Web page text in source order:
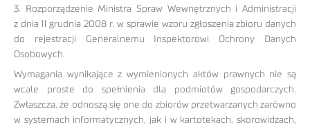
3. Rozporządzenie Ministra Spraw Wewnętrznych i Administracji
z dnia 11 grudnia 2008 r. w sprawie wzoru zgłoszenia zbioru danych
do rejestracji Generalnemu Inspektorowi Ochrony Danych
Osobowych.
Wymagania wynikające z wymienionych aktów prawnych nie są
wcale proste do spełnienia dla podmiotów gospodarczych.
Zwłaszcza, że odnoszą się one do zbiorów przetwarzanych zarówno
w systemach informatycznych, jak i w kartotekach, skorowidzach,